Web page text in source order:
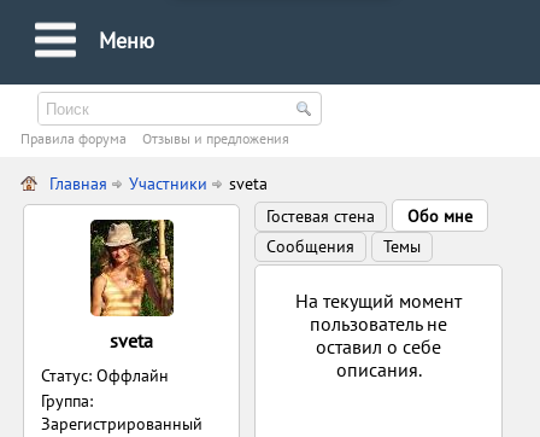
Меню
Правила форума Oтзывы и предложения
Главная Участники sveta
sveta
Статус: Оффлайн
Группа:
Зарегистрированный
Гостевая стена
Обо мне
Сообщения
Темы
На текущий момент
пользователь не
оставил о себе
описания.